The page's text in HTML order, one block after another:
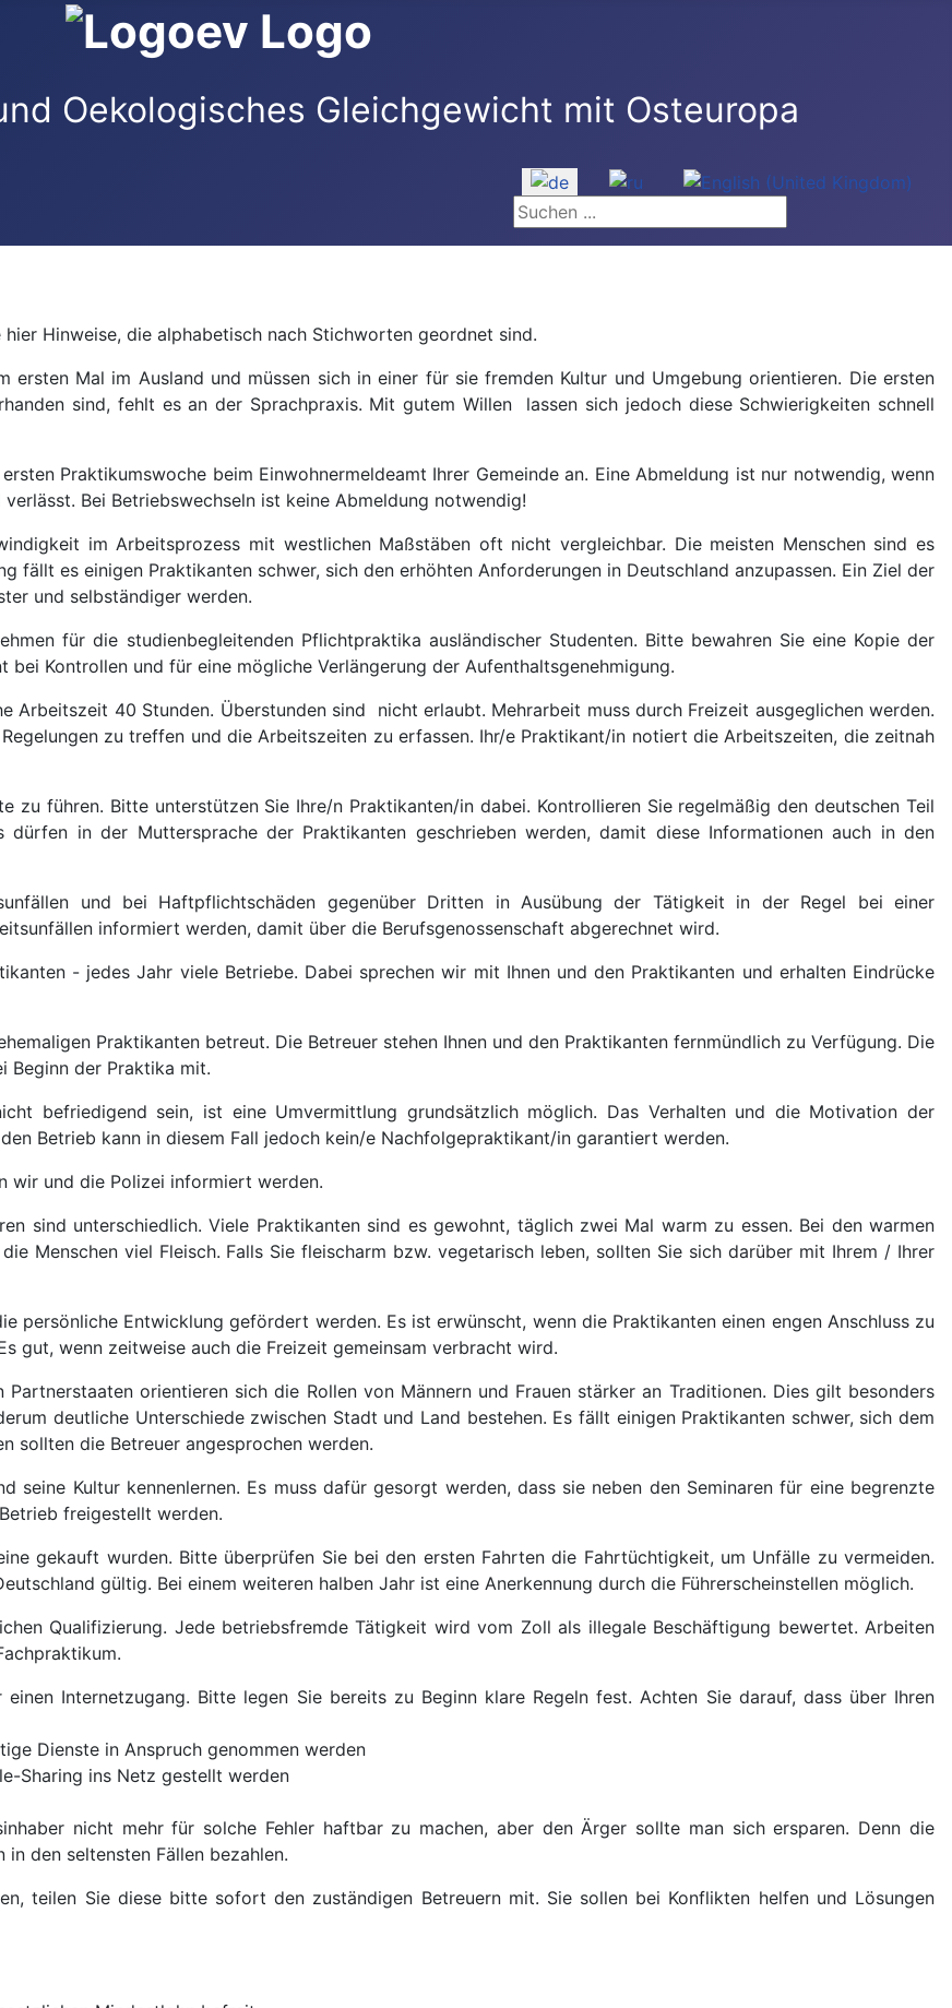
Sprache auswählen
Suchen ...
Hinweise, die alphabetisch nach Stichworten geordnet sind.
ersten Mal im Ausland und müssen sich in einer für sie fremden Kultur und Umgebung orientieren. Die ersten
sind, fehlt es an der Sprachpraxis. Mit gutem Willen lassen sich jedoch diese Schwierigkeiten schnell
Praktikumswoche beim Einwohnermeldeamt Ihrer Gemeinde an. Eine Abmeldung ist nur notwendig, wenn
Bei Betriebswechseln ist keine Abmeldung notwendig!
im Arbeitsprozess mit westlichen Maßstäben oft nicht vergleichbar. Die meisten Menschen sind es
fällt es einigen Praktikanten schwer, sich den erhöhten Anforderungen in Deutschland anzupassen. Ein Ziel der
und selbständiger werden.
für die studienbegleitenden Pflichtpraktika ausländischer Studenten. Bitte bewahren Sie eine Kopie der
Kontrollen und für eine mögliche Verlängerung der Aufenthaltsgenehmigung.
Arbeitszeit 40 Stunden. Überstunden sind nicht erlaubt. Mehrarbeit muss durch Freizeit ausgeglichen werden.
zu treffen und die Arbeitszeiten zu erfassen. Ihr/e Praktikant/in notiert die Arbeitszeiten, die zeitnah
zu führen. Bitte unterstützen Sie Ihre/n Praktikanten/in dabei. Kontrollieren Sie regelmäßig den deutschen Teil
dürfen in der Muttersprache der Praktikanten geschrieben werden, damit diese Informationen auch in den
und bei Haftpflichtschäden gegenüber Dritten in Ausübung der Tätigkeit in der Regel bei einer
informiert werden, damit über die Berufsgenossenschaft abgerechnet wird.
- jedes Jahr viele Betriebe. Dabei sprechen wir mit Ihnen und den Praktikanten und erhalten Eindrücke
Praktikanten betreut. Die Betreuer stehen Ihnen und den Praktikanten fernmündlich zu Verfügung. Die
Beginn der Praktika mit.
befriedigend sein, ist eine Umvermittlung grundsätzlich möglich. Das Verhalten und die Motivation der
Betrieb kann in diesem Fall jedoch kein/e Nachfolgepraktikant/in garantiert werden.
wir und die Polizei informiert werden.
sind unterschiedlich. Viele Praktikanten sind es gewohnt, täglich zwei Mal warm zu essen. Bei den warmen
Menschen viel Fleisch. Falls Sie fleischarm bzw. vegetarisch leben, sollten Sie sich darüber mit Ihrem / Ihrer
persönliche Entwicklung gefördert werden. Es ist erwünscht, wenn die Praktikanten einen engen Anschluss zu
gut, wenn zeitweise auch die Freizeit gemeinsam verbracht wird.
Partnerstaaten orientieren sich die Rollen von Männern und Frauen stärker an Traditionen. Dies gilt besonders
deutliche Unterschiede zwischen Stadt und Land bestehen. Es fällt einigen Praktikanten schwer, sich dem
sollten die Betreuer angesprochen werden.
seine Kultur kennenlernen. Es muss dafür gesorgt werden, dass sie neben den Seminaren für eine begrenzte
freigestellt werden.
gekauft wurden. Bitte überprüfen Sie bei den ersten Fahrten die Fahrtüchtigkeit, um Unfälle zu vermeiden.
gültig. Bei einem weiteren halben Jahr ist eine Anerkennung durch die Führerscheinstellen möglich.
Qualifizierung. Jede betriebsfremde Tätigkeit wird vom Zoll als illegale Beschäftigung bewertet. Arbeiten
Internetzugang. Bitte legen Sie bereits zu Beginn klare Regeln fest. Achten Sie darauf, dass über Ihren
Dienste in Anspruch genommen werden
Sharing ins Netz gestellt werden
nicht mehr für solche Fehler haftbar zu machen, aber den Ärger sollte man sich ersparen. Denn die
den seltensten Fällen bezahlen.
teilen Sie diese bitte sofort den zuständigen Betreuern mit. Sie sollen bei Konflikten helfen und Lösungen